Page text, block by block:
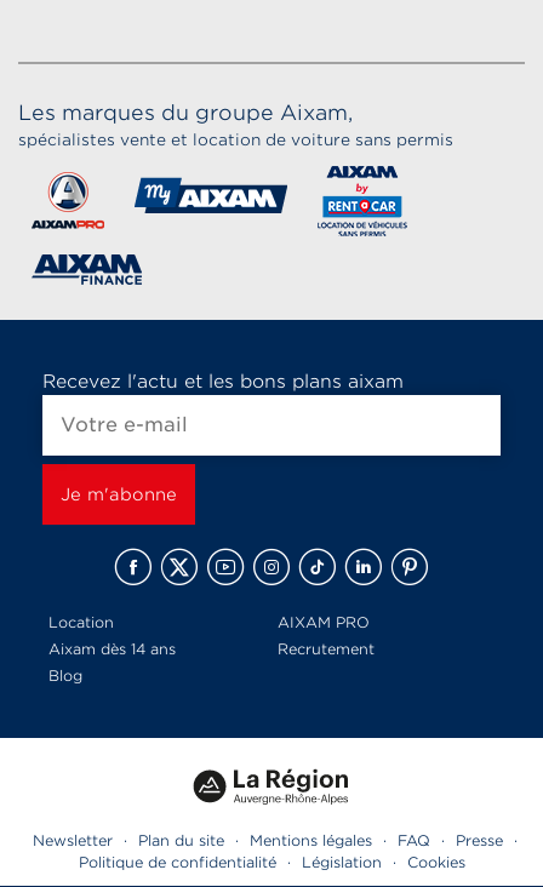
Les marques du groupe Aixam,
spécialistes vente et location de voiture sans permis
Recevez l'actu et les bons plans aixam
Location
AIXAM PRO
Aixam dès 14 ans
Recrutement
Blog
Newsletter · Plan du site · Mentions légales · FAQ · Presse
·
Politique de confidentialité
· Législation · Cookies